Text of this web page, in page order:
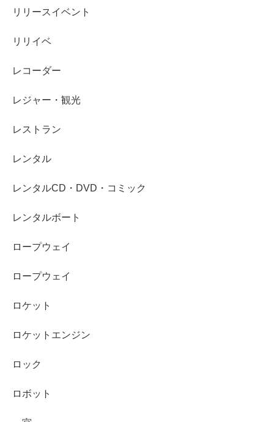
リリースイベント
リリイベ
レコーダー
レジャー・観光
レストラン
レンタル
レンタルCD・DVD・コミック
レンタルボート
ロープウェイ
ロープウェイ
ロケット
ロケットエンジン
ロック
ロボット